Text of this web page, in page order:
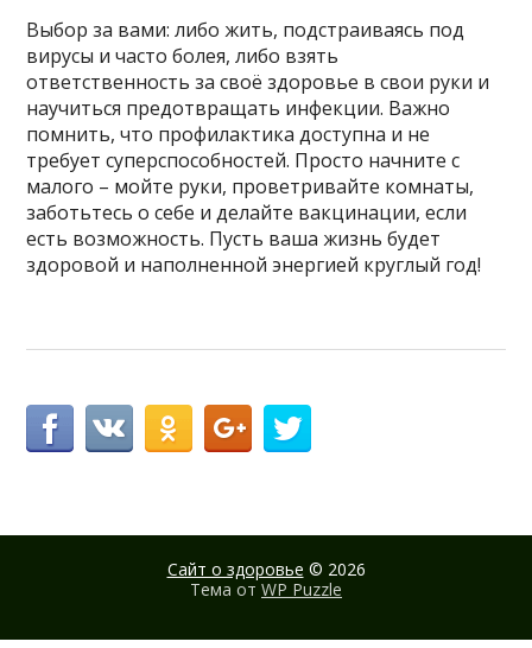
Выбор за вами: либо жить, подстраиваясь под
вирусы и часто болея, либо взять
ответственность за своё здоровье в свои руки и
научиться предотвращать инфекции. Важно
помнить, что профилактика доступна и не
требует суперспособностей. Просто начните с
малого – мойте руки, проветривайте комнаты,
заботьтесь о себе и делайте вакцинации, если
есть возможность. Пусть ваша жизнь будет
здоровой и наполненной энергией круглый год!
Сайт о здоровье © 2026
Тема от WP Puzzle